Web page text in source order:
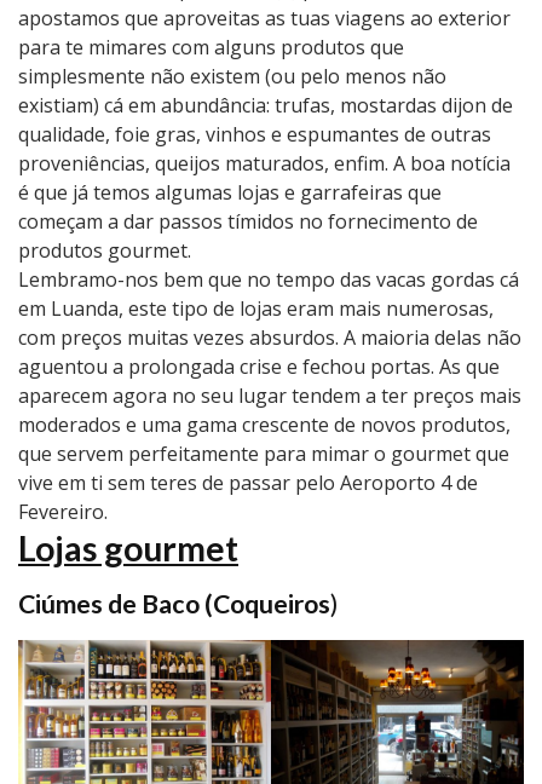
apostamos que aproveitas as tuas viagens ao exterior
para te mimares com alguns produtos que
simplesmente não existem (ou pelo menos não
existiam) cá em abundância: trufas, mostardas dijon de
qualidade, foie gras, vinhos e espumantes de outras
proveniências, queijos maturados, enfim. A boa notícia
é que já temos algumas lojas e garrafeiras que
começam a dar passos tímidos no fornecimento de
produtos gourmet.
Lembramo-nos bem que no tempo das vacas gordas cá
em Luanda, este tipo de lojas eram mais numerosas,
com preços muitas vezes absurdos. A maioria delas não
aguentou a prolongada crise e fechou portas. As que
aparecem agora no seu lugar tendem a ter preços mais
moderados e uma gama crescente de novos produtos,
que servem perfeitamente para mimar o gourmet que
vive em ti sem teres de passar pelo Aeroporto 4 de
Fevereiro.
Lojas gourmet
Ciúmes de Baco (Coqueiros)